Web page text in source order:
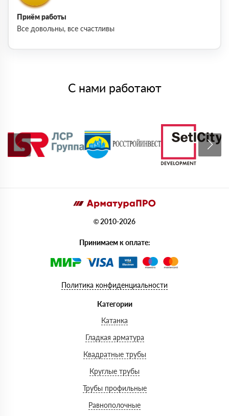
Приём работы
Все довольны, все счастливы
С нами работают
© 2010-2026
Принимаем к оплате:
Политика конфиденциальности
Категории
Катанка
Гладкая арматура
Квадратные трубы
Круглые трубы
Трубы профильные
Равнополочные